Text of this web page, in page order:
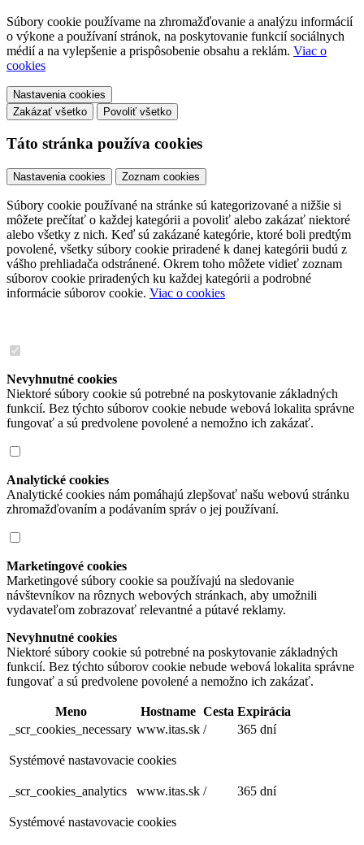
Súbory cookie používame na zhromažďovanie a analýzu informácií
o výkone a používaní stránok, na poskytovanie funkcií sociálnych
médií a na vylepšenie a prispôsobenie obsahu a reklám. Viac o
cookies
Nastavenia cookies
Zakázať všetko
Povoliť všetko
Táto stránka používa cookies
Nastavenia cookies Zoznam cookies
Súbory cookie používané na stránke sú kategorizované a nižšie si
môžete prečítať o každej kategórii a povoliť alebo zakázať niektoré
alebo všetky z nich. Keď sú zakázané kategórie, ktoré boli predtým
povolené, všetky súbory cookie priradené k danej kategórii budú z
vášho prehliadača odstránené. Okrem toho môžete vidieť zoznam
súborov cookie priradených ku každej kategórii a podrobné
informácie súborov cookie. Viac o cookies
Nevyhnutné cookies
Niektoré súbory cookie sú potrebné na poskytovanie základných
funkcií. Bez týchto súborov cookie nebude webová lokalita správne
fungovať a sú predvolene povolené a nemožno ich zakázať.
Analytické cookies
Analytické cookies nám pomáhajú zlepšovať našu webovú stránku
zhromažďovaním a podávaním správ o jej používaní.
Marketingové cookies
Marketingové súbory cookie sa používajú na sledovanie
návštevníkov na rôznych webových stránkach, aby umožnili
vydavateľom zobrazovať relevantné a pútavé reklamy.
Nevyhnutné cookies
Niektoré súbory cookie sú potrebné na poskytovanie základných
funkcií. Bez týchto súborov cookie nebude webová lokalita správne
fungovať a sú predvolene povolené a nemožno ich zakázať.
Meno Hostname Cesta Expirácia
_scr_cookies_necessary www.itas.sk / 365 dní
Systémové nastavovacie cookies
_scr_cookies_analytics www.itas.sk / 365 dní
Systémové nastavovacie cookies